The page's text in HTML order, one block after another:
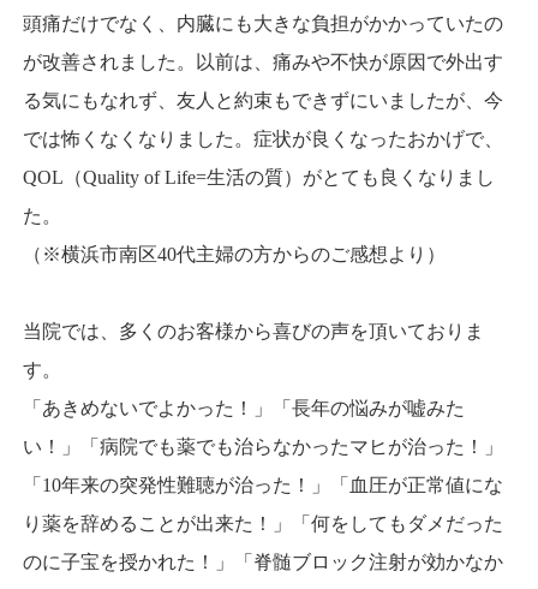
頭痛だけでなく、内臓にも大きな負担がかかっていたの
が改善されました。以前は、痛みや不快が原因で外出す
る気にもなれず、友人と約束もできずにいましたが、今
では怖くなくなりました。症状が良くなったおかげで、
QOL（Quality of Life=生活の質）がとても良くなりまし
た。
（※横浜市南区40代主婦の方からのご感想より）
当院では、多くのお客様から喜びの声を頂いておりま
す。
「あきめないでよかった！」「長年の悩みが嘘みた
い！」「病院でも薬でも治らなかったマヒが治った！」
「10年来の突発性難聴が治った！」「血圧が正常値にな
り薬を辞めることが出来た！」「何をしてもダメだった
のに子宝を授かれた！」「脊髄ブロック注射が効かなか